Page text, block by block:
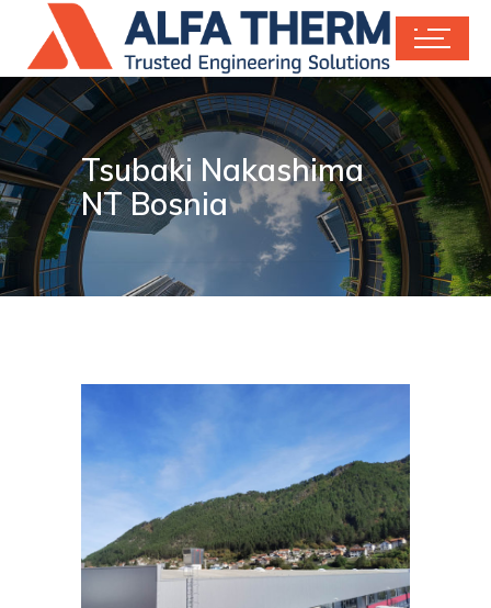
Tsubaki Nakashima
NT Bosnia